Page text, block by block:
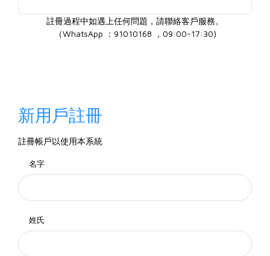
註冊過程中如遇上任何問題，請聯絡客戶服務。
（WhatsApp ：91010168 ，09:00-17:30)
新用戶註冊
註冊帳戶以使用本系統
名字
姓氏